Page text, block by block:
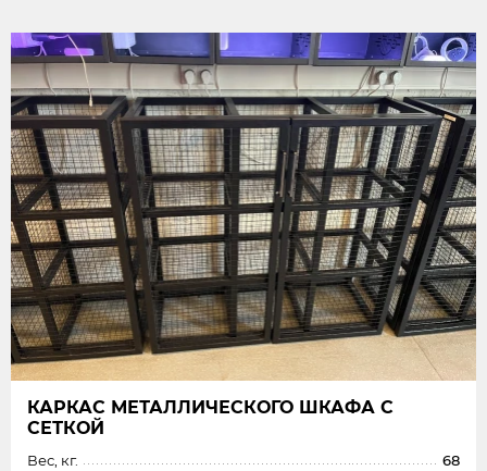
КАРКАС МЕТАЛЛИЧЕСКОГО ШКАФА С
СЕТКОЙ
Вес, кг.
68